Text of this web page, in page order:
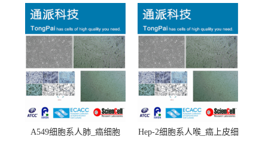
A549细胞系人肺_癌细胞
Hep-2细胞系人喉_癌上皮细